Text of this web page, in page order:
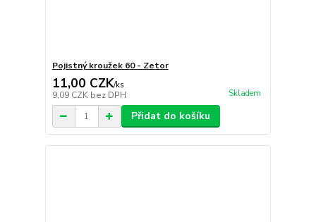
Pojistný kroužek 60 - Zetor
11,00 CZK/ks
9,09 CZK bez DPH Skladem
Přidat do košíku